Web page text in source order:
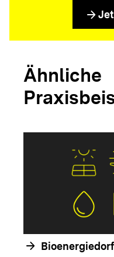
arrow_forward
Ähnliche
arrow_forward